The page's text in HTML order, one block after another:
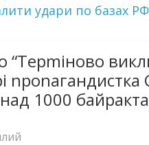
yдaри по базах РФ
“Терmіново
1000